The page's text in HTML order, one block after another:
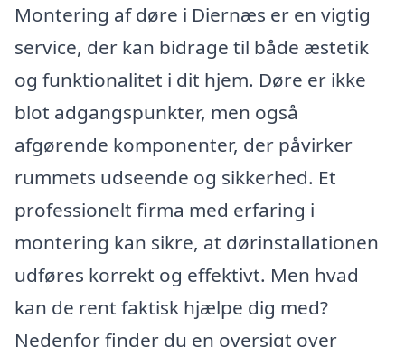
Montering af døre i Diernæs er en vigtig
service, der kan bidrage til både æstetik
og funktionalitet i dit hjem. Døre er ikke
blot adgangspunkter, men også
afgørende komponenter, der påvirker
rummets udseende og sikkerhed. Et
professionelt firma med erfaring i
montering kan sikre, at dørinstallationen
udføres korrekt og effektivt. Men hvad
kan de rent faktisk hjælpe dig med?
Nedenfor finder du en oversigt over